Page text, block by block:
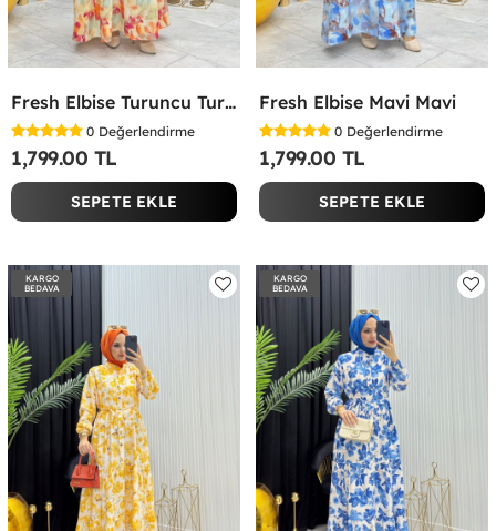
Fresh Elbise Turuncu Turuncu
0 Değerlendirme
1,799.00 TL
SEPETE EKLE
Fresh Elbise Mavi Mavi
0 Değerlendirme
1,799.00 TL
SEPETE EKLE
KARGO
BEDAVA
KARGO
BEDAVA